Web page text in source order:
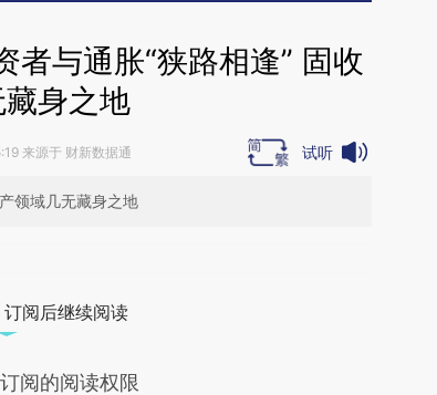
者与通胀“狭路相逢” 固收
身之地
来源于 财新数据通 试听
领域几无藏身之地
财新观点和立场。推荐点击链接阅读原
订阅后继续阅读
阅的阅读权限